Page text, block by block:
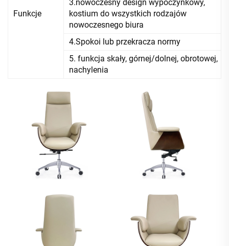
Funkcje
3.nowoczesny design wypoczynkowy,
kostium do wszystkich rodzajów
nowoczesnego biura
4.Spokoi lub przekracza normy
5. funkcja skały, górnej/dolnej, obrotowej,
nachylenia